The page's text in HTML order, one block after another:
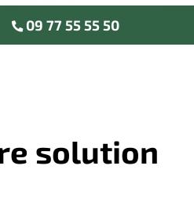
09 77 55 55 50
solution